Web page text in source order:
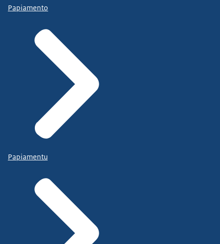
Papiamento
Papiamentu